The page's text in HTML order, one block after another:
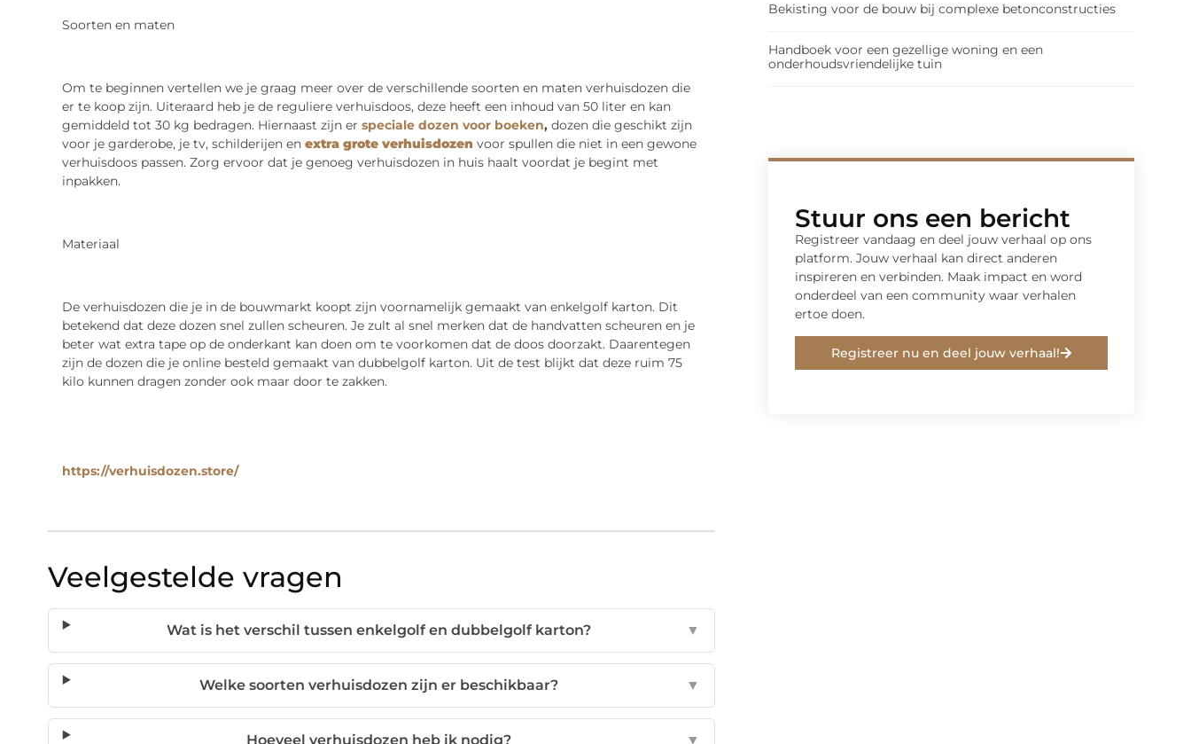
Soorten en maten
Om te beginnen vertellen we je graag meer over de verschillende soorten en maten verhuisdozen die
er te koop zijn. Uiteraard heb je de reguliere verhuisdoos, deze heeft een inhoud van 50 liter en kan
gemiddeld tot 30 kg bedragen. Hiernaast zijn er speciale dozen voor boeken, dozen die geschikt zijn
voor je garderobe, je tv, schilderijen en extra grote verhuisdozen voor spullen die niet in een gewone
verhuisdoos passen. Zorg ervoor dat je genoeg verhuisdozen in huis haalt voordat je begint met
inpakken.
Materiaal
De verhuisdozen die je in de bouwmarkt koopt zijn voornamelijk gemaakt van enkelgolf karton. Dit
betekend dat deze dozen snel zullen scheuren. Je zult al snel merken dat de handvatten scheuren en je
beter wat extra tape op de onderkant kan doen om te voorkomen dat de doos doorzakt. Daarentegen
zijn de dozen die je online besteld gemaakt van dubbelgolf karton. Uit de test blijkt dat deze ruim 75
kilo kunnen dragen zonder ook maar door te zakken.
https://verhuisdozen.store/
Veelgestelde vragen
Wat is het verschil tussen enkelgolf en dubbelgolf karton? ▼
Welke soorten verhuisdozen zijn er beschikbaar? ▼
Hoeveel verhuisdozen heb ik nodig? ▼
Bekisting voor de bouw bij complexe betonconstructies
Handboek voor een gezellige woning en een
onderhoudsvriendelijke tuin
Stuur ons een bericht
Registreer vandaag en deel jouw verhaal op ons
platform. Jouw verhaal kan direct anderen
inspireren en verbinden. Maak impact en word
onderdeel van een community waar verhalen
ertoe doen.
Registreer nu en deel jouw verhaal!